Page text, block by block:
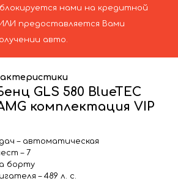
нами на кредитной
предоставляется Вами
авто.
GLS 580 BlueTEC
комплектация VIP
– автоматическая
– 7
борту
– 489 л. с.